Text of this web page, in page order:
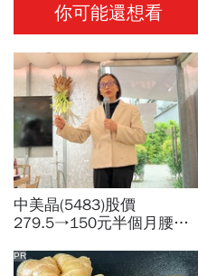
你可能還想看
中美晶(5483)股價
279.5→150元半個月腰
績、罕見抱屈自家股票：真
PR